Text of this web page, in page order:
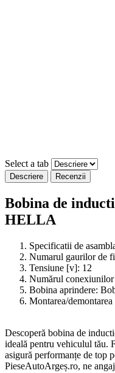
Select a tab
Descriere Recenzii
Bobina de
HELLA
Specificatii de
Numarul gaurilor de
Tensiune [v]: 12
Numărul conexiunilor
Bobina aprindere:
Montarea/
Descoperă bobina de
ideală pentru vehiculul tău.
asigură performanțe de top
PieseAutoArgeș.ro, ne